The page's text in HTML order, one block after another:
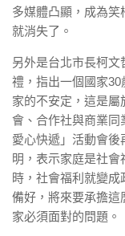
多媒體凸顯，成為
就消失了。
另外是台北市長柯
禮，指出一個國家
家的不安定，這是
會、合作社與商業同
愛心快遞」活動會
明，表示家庭是社
時，社會福利就變
備好，將來要承擔這
家必須面對的問題。